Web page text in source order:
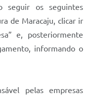
seguir os seguintes
de Maracaju, clicar ir
e, posteriormente
informando o
pelas empresas